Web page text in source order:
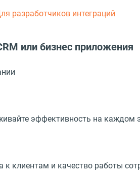
разработчиков интеграций
или бизнес приложения
эффективность на каждом
клиентам и качество работы